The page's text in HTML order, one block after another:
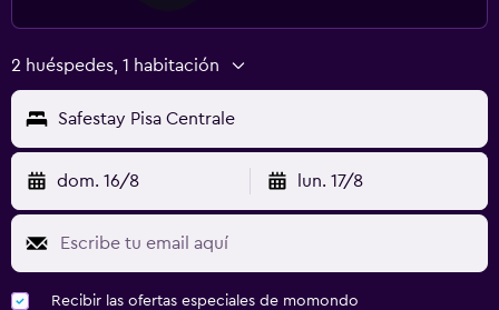
2 huéspedes, 1 habitación
Safestay Pisa Centrale
dom. 16/8 lun. 17/8
Recibir las ofertas especiales de momondo